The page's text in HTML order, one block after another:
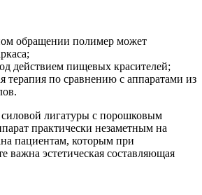
обращении полимер может
действием пищевых красителей;
терапия по сравнению с аппаратами из
лигатуры с порошковым
практически незаметным на
пациентам, которым при
важна эстетическая составляющая